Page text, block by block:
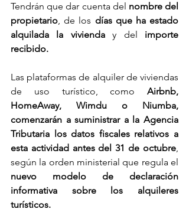
Tendrán que dar cuenta del nombre del
propietario, de los días que ha estado
alquilada la vivienda y del importe
recibido.
Las plataformas de alquiler de viviendas
de uso turístico, como Airbnb,
HomeAway, Wimdu o Niumba,
comenzarán a suministrar a la Agencia
Tributaria los datos fiscales relativos a
esta actividad antes del 31 de octubre,
nuevo modelo de declaración
informativa sobre los alquileres
turísticos.